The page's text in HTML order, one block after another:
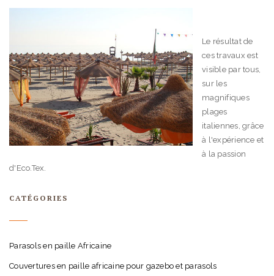
Le résultat de
ces travaux est
visible par tous,
sur les
magnifiques
plages
italiennes, grâce
à l'expérience et
à la passion
d'Eco.Tex.
CATÉGORIES
Parasols en paille Africaine
Couvertures en paille africaine pour gazebo et parasols